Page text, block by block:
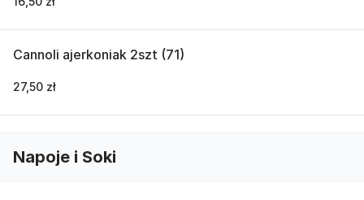
Cannoli ajerkoniak 2szt (71)
27,50 zł
Napoje i Soki